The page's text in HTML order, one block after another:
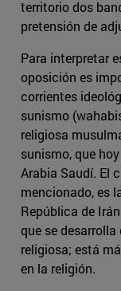
territorio dos
pretensión de
Para interpretar
oposición es
corrientes
sunismo
religiosa
sunismo, que
Arabia Saudí. El
mencionado, es
República de
que se
religiosa; está
en la religión.